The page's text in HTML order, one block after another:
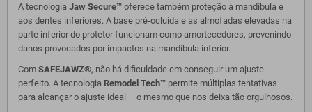
A tecnologia Jaw Secure™ oferece também proteção à mandíbula e
aos dentes inferiores. A base pré-ocluída e as almofadas elevadas na
parte inferior do protetor funcionam como amortecedores, prevenindo
danos provocados por impactos na mandíbula inferior.
Com SAFEJAWZ®, não há dificuldade em conseguir um ajuste
perfeito. A tecnologia Remodel Tech™ permite múltiplas tentativas
para alcançar o ajuste ideal – o mesmo que nos deixa tão orgulhosos.